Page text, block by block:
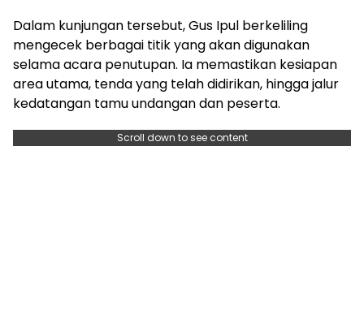
Dalam kunjungan tersebut, Gus Ipul berkeliling
mengecek berbagai titik yang akan digunakan
selama acara penutupan. Ia memastikan kesiapan
area utama, tenda yang telah didirikan, hingga jalur
kedatangan tamu undangan dan peserta.
Scroll down to see content